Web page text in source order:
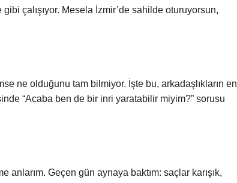
çalışıyor. Mesela İzmir’de sahilde oturuyorsun,
ne olduğunu tam bilmiyor. İşte bu, arkadaşlıkların en
“Acaba ben de bir inri yaratabilir miyim?” sorusu
Geçen gün aynaya baktım: saçlar karışık,